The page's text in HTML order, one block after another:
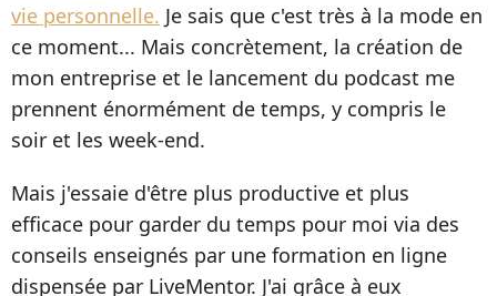
vie personnelle. Je sais que c'est très à la mode en
ce moment... Mais concrètement, la création de
mon entreprise et le lancement du podcast me
prennent énormément de temps, y compris le
soir et les week-end.
Mais j'essaie d'être plus productive et plus
efficace pour garder du temps pour moi via des
conseils enseignés par une formation en ligne
dispensée par LiveMentor. J'ai grâce à eux